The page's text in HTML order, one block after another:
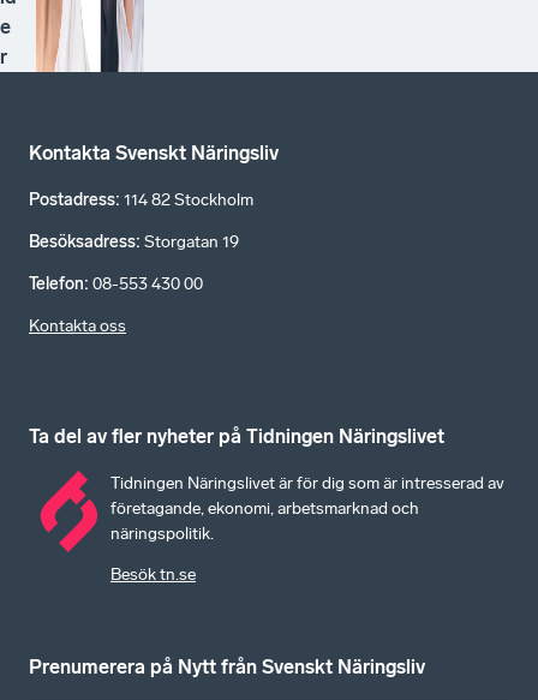
e
r
Kontakta Svenskt Näringsliv
Postadress: 114 82 Stockholm
Besöksadress: Storgatan 19
Telefon: 08-553 430 00
Kontakta oss
Ta del av fler nyheter på Tidningen Näringslivet
Tidningen Näringslivet är för dig som är intresserad av
företagande, ekonomi, arbetsmarknad och
näringspolitik.
Besök tn.se
Prenumerera på Nytt från Svenskt Näringsliv